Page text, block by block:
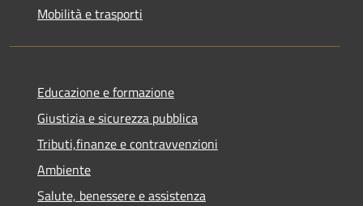
Mobilità e trasporti
Educazione e formazione
Giustizia e sicurezza pubblica
Tributi,finanze e contravvenzioni
Ambiente
Salute, benessere e assistenza